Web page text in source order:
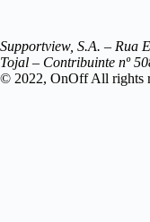
Supportview, S.A. – Rua
Tojal – Contribuinte nº
© 2022, OnOff All rights